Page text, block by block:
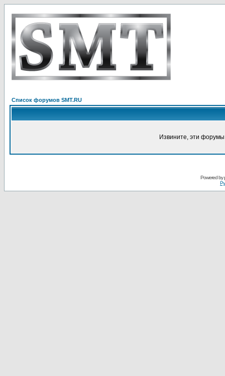
Список форумов SMT.RU
Извините, эти
Powered by